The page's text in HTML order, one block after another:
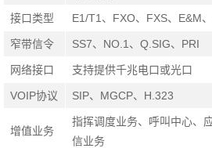
接口类型
E1/T1、FXO、FXS、E&M
窄带信令 SS7、NO.1、Q.SIG、PRI
网络接口 支持提供千兆电口或光口
VOIP协议 SIP、MGCP、H.323
增值业务
指挥调度业务、呼叫中心、
信业务